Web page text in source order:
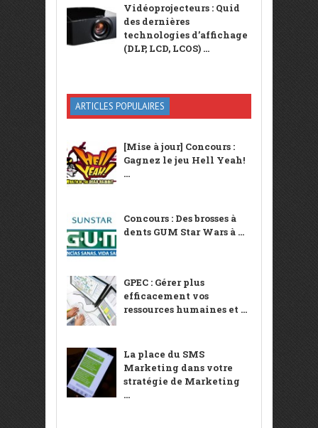
Vidéoprojecteurs : Quid
des dernières
technologies d’affichage
(DLP, LCD, LCOS) ...
ARTICLES POPULAIRES
[Mise à jour] Concours :
Gagnez le jeu Hell Yeah!
...
Concours : Des brosses à
dents GUM Star Wars à ...
GPEC : Gérer plus
efficacement vos
ressources humaines et ...
La place du SMS
Marketing dans votre
stratégie de Marketing
...